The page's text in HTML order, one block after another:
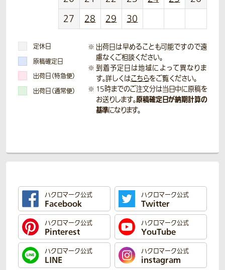
27
28 29 30
定休日
原稿確定日
出荷日（特急便）
出荷日（通常便）
出荷日は早めることも可能ですので遠
慮なくご相談ください。
到着予定日は地域によって異なりま
す。詳しくはこちらをご覧ください。
15時までのご注文分は当日中に原稿を
お送りします。原稿確定日が納期計算の
基準になります。
ハクロマーク公式
Facebook
ハクロマーク公式
Twitter
ハクロマーク公式
Pinterest
ハクロマーク公式
YouTube
ハクロマーク公式
LINE
ハクロマーク公式
instagram